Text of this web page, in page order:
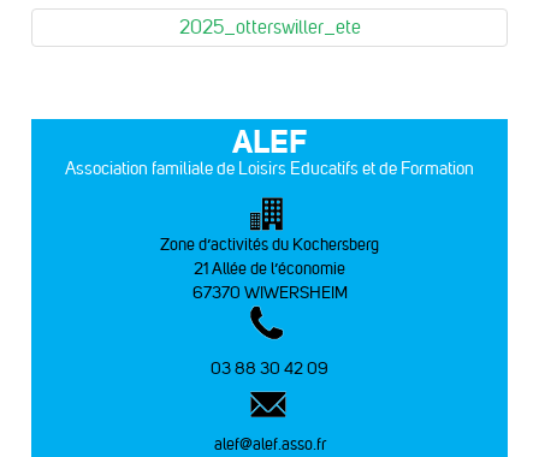
2025_otterswiller_ete
ALEF
Association familiale de Loisirs Educatifs et de Formation
Zone d’activités du Kochersberg
21 Allée de l’économie
67370 WIWERSHEIM
03 88 30 42 09
alef@alef.asso.fr